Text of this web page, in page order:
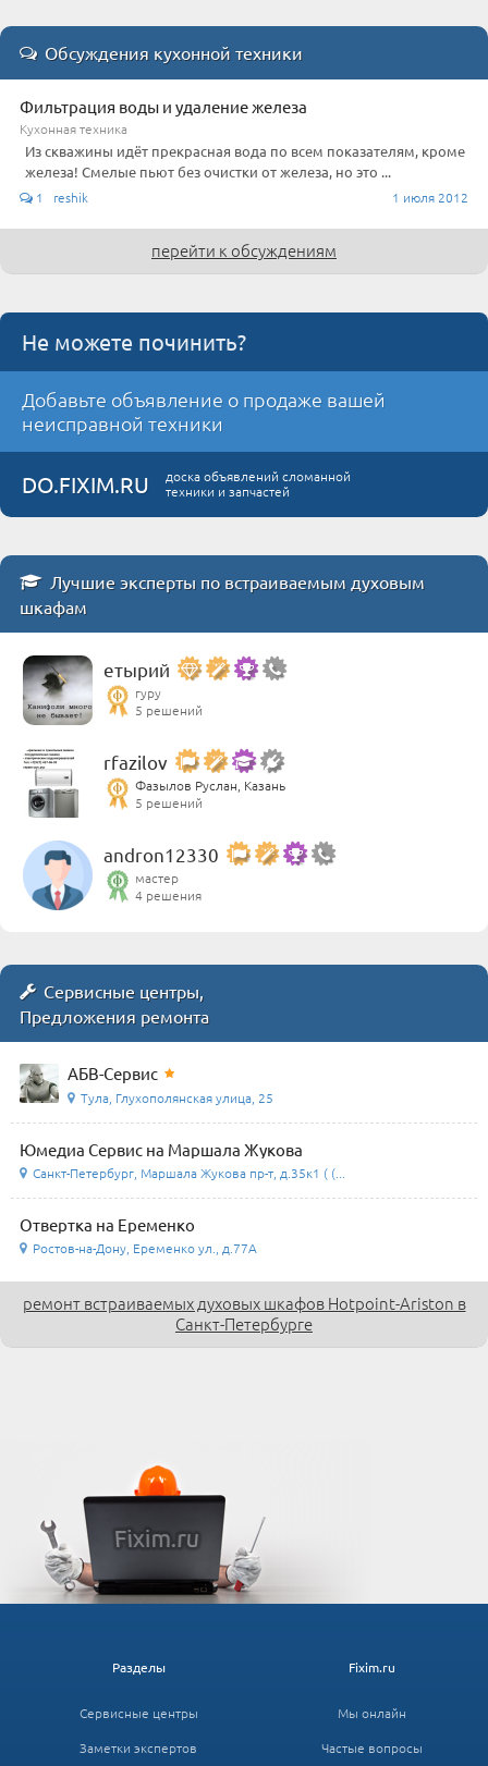
Обсуждения кухонной техники
Фильтрация воды и удаление железа
Кухонная техника
Из скважины идёт прекрасная вода по всем показателям, кроме
железа! Смелые пьют без очистки от железа, но это ...
1 reshik 1 июля 2012
перейти к обсуждениям
Не можете починить?
Добавьте объявление о продаже вашей
неисправной техники
DO.FIXIM.RU
доска объявлений сломанной
техники и запчастей
Лучшие эксперты по встраиваемым духовым
шкафам
етырий
гуру
5 решений
rfazilov
Фазылов Руслан, Казань
5 решений
andron12330
мастер
4 решения
Сервисные центры,
Предложения ремонта
АБВ-Сервис
Тула, Глухополянская улица, 25
Юмедиа Сервис на Маршала Жукова
Санкт-Петербург, Маршала Жукова пр-т, д.35к1 ( (...
Отвертка на Еременко
Ростов-на-Дону, Еременко ул., д.77А
ремонт встраиваемых духовых шкафов Hotpoint-Ariston в
Санкт-Петербурге
Fixim.ru
Мы онлайн
Частые вопросы
Разделы
Сервисные центры
Заметки экспертов